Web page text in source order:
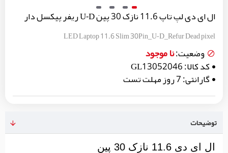
ال ای دی لپ تاپ 11.6 نازک 30 پین U-D ریفر پیکسل دار
LED Laptop 11.6 Slim 30Pin_U-D_Refur Dead pixel
وضعیت:نا موجود
کد کالا:GL13052046
گارانتی:7 روز مهلت تست
توضیحات
ال ای دی 11.6 نازک 30 پین